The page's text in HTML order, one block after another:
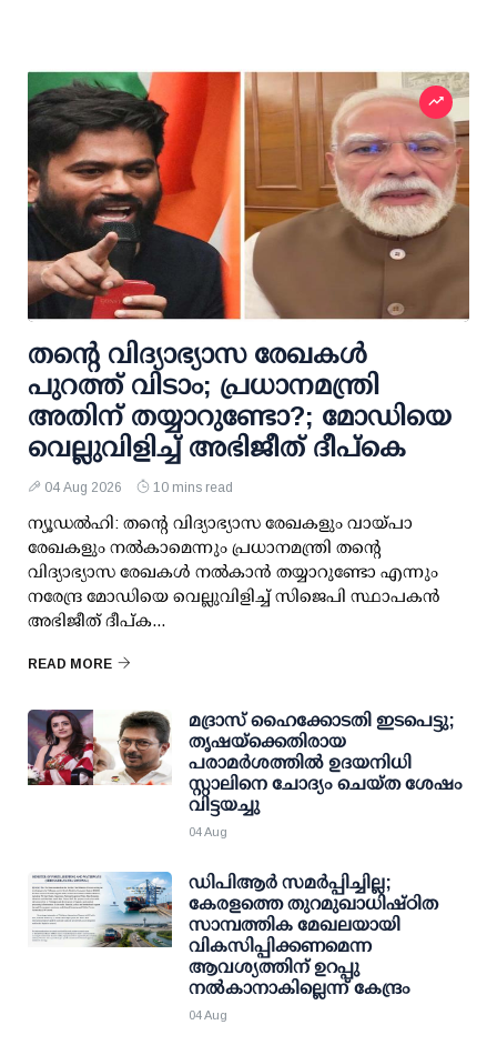
തന്റെ വിദ്യാഭ്യാസ രേഖകള്‍
പുറത്ത് വിടാം; പ്രധാനമന്ത്രി
അതിന് തയ്യാറുണ്ടോ?; മോഡിയെ
വെല്ലുവിളിച്ച് അഭിജീത് ദീപ്കെ
04 Aug 2026 10 mins read
ന്യൂഡല്‍ഹി: തന്റെ വിദ്യാഭ്യാസ രേഖകളും വായ്പാ
രേഖകളും നല്‍കാമെന്നും പ്രധാനമന്ത്രി തന്റെ
വിദ്യാഭ്യാസ രേഖകള്‍ നല്‍കാന്‍ തയ്യാറുണ്ടോ എന്നും
നരേന്ദ്ര മോഡിയെ വെല്ലുവിളിച്ച് സിജെപി സ്ഥാപകന്‍
അഭിജീത് ദീപ്ക...
READ MORE
മദ്രാസ് ഹൈക്കോടതി ഇടപെട്ടു;
തൃഷയ്ക്കെതിരായ
പരാമര്‍ശത്തില്‍ ഉദയനിധി
സ്റ്റാലിനെ ചോദ്യം ചെയ്ത ശേഷം
വിട്ടയച്ചു
04 Aug
ഡിപിആര്‍ സമര്‍പ്പിച്ചില്ല;
കേരളത്തെ തുറമുഖാധിഷ്ഠിത
സാമ്പത്തിക മേഖലയായി
വികസിപ്പിക്കണമെന്ന
ആവശ്യത്തിന് ഉറപ്പു
നല്‍കാനാകില്ലെന്ന് കേന്ദ്രം
04 Aug